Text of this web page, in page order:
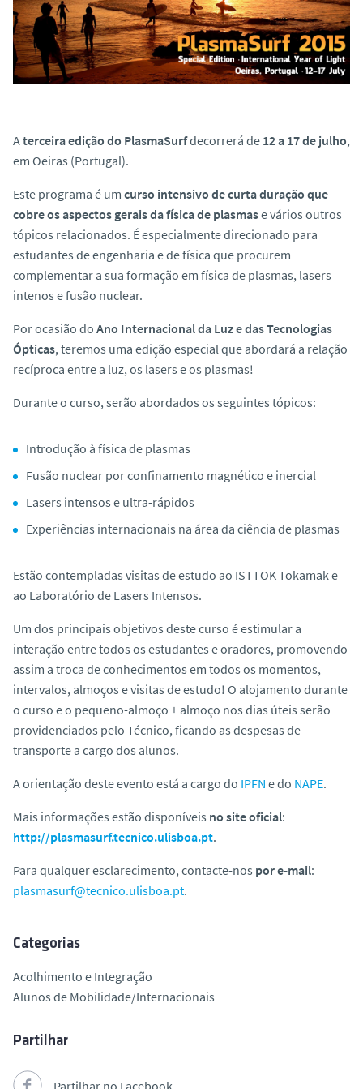
Aterceira edição do PlasmaSurfdecorrerá de 12 a 17 de julho,
em Oeiras (Portugal).
Este programa é um curso intensivo de curta duração que
cobre os aspectos gerais da física de plasmase vários outros
tópicos relacionados. É especialmente direcionado para
estudantes de engenharia e de física que procurem
complementar a sua formação em física de plasmas, lasers
intenos e fusão nuclear.
Por ocasião do Ano Internacional da Luz e das Tecnologias
Ópticas, teremos uma edição especial que abordará a relação
recíproca entre a luz, os lasers e os plasmas!
Durante o curso, serão abordados os seguintes tópicos:
Introdução à física de plasmas
Fusão nuclear por confinamento magnético e inercial
Lasers intensos e ultra-rápidos
Experiências internacionais na área da ciência de plasmas
Estão contempladas visitas de estudo ao ISTTOK Tokamak e
ao Laboratório de Lasers Intensos.
Um dos principais objetivos deste curso é estimular a
interação entre todos os estudantes e oradores, promovendo
assim a troca de conhecimentos em todos os momentos,
intervalos, almoços e visitas de estudo! O alojamento durante
o curso e o pequeno-almoço + almoço nos dias úteis serão
providenciados pelo Técnico, ficando as despesas de
transporte a cargo dos alunos.
A orientação deste evento está a cargo do IPFN e do NAPE.
Mais informações estão disponíveis no site oficial:
http://plasmasurf.tecnico.ulisboa.pt.
Para qualquer esclarecimento, contacte-nos por e-mail:
plasmasurf@tecnico.ulisboa.pt.
Categorias
Acolhimento e Integração
Alunos de Mobilidade/Internacionais
Partilhar